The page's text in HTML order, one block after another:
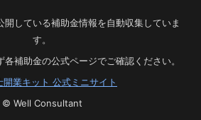
開している補助金情報を自動収集していま
す。
補助金の公式ページでご確認ください。
開業キット 公式ミニサイト
© Well Consultant